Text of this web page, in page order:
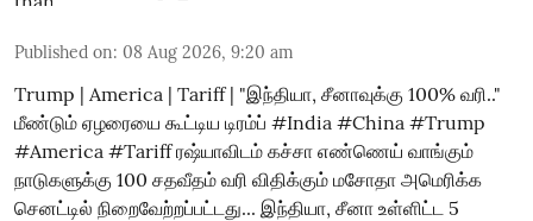
Published on: 08 Aug 2026, 9:20 am
Trump | America | Tariff | "இந்தியா, சீனாவுக்கு 100% வரி.."
மீண்டும் ஏழரையை கூட்டிய டிரம்ப் #India #China #Trump
#America #Tariff ரஷ்யாவிடம் கச்சா எண்ணெய் வாங்கும்
நாடுகளுக்கு 100 சதவீதம் வரி விதிக்கும் மசோதா அமெரிக்க
செனட்டில் நிறைவேற்றப்பட்டது... இந்தியா, சீனா உள்ளிட்ட 5